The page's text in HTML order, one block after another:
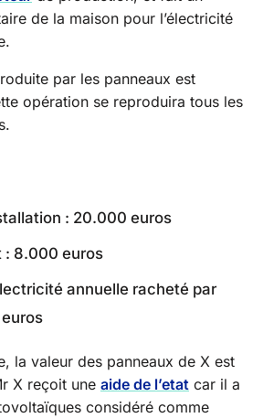
de la maison pour l’électricité
par les panneaux est
opération se reproduira tous les
: 20.000 euros
: 8.000 euros
annuelle racheté par
euros
la valeur des panneaux de X est
X reçoit une aide de l’etat car il a
considéré comme